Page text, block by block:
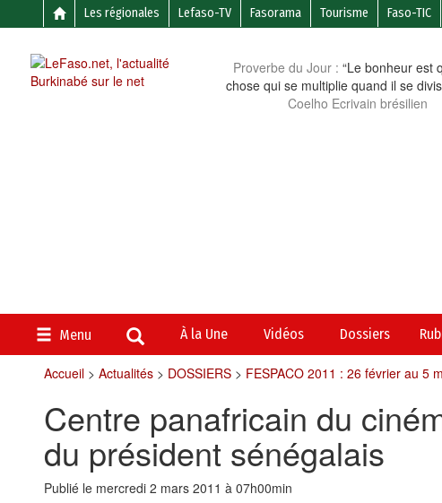
Les régionales Lefaso-TV Fasorama Tourisme Faso-TIC
Proverbe du Jour : “Le bonheur est
chose qui se multiplie quand il se
Coelho Ecrivain brésilien
Menu À la Une Vidéos Dossiers
Accueil> Actualités> DOSSIERS> FESPACO 2011 : 26 février au 5
Centre panafricain du
du président sénégalais
Publié le mercredi 2 mars 2011 à 07h00min